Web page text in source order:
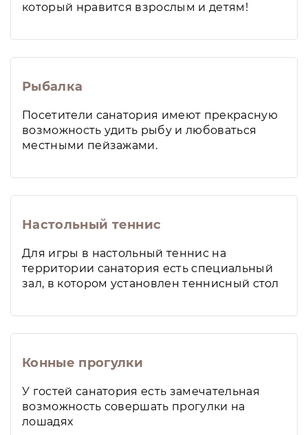
который нравится взрослым и детям!
Рыбалка
Посетители санатория имеют прекрасную
возможность удить рыбу и любоваться
местными пейзажами.
Настольный теннис
Для игры в настольный теннис на
территории санатория есть специальный
зал, в котором установлен теннисный стол
Конные прогулки
У гостей санатория есть замечательная
возможность совершать прогулки на
лошадях